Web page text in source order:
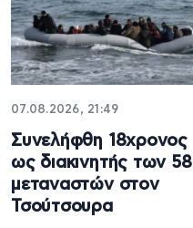
07.08.2026, 21:49
Συνελήφθη 18χρονος
ως διακινητής των 58
μεταναστών στον
Τσούτσουρα